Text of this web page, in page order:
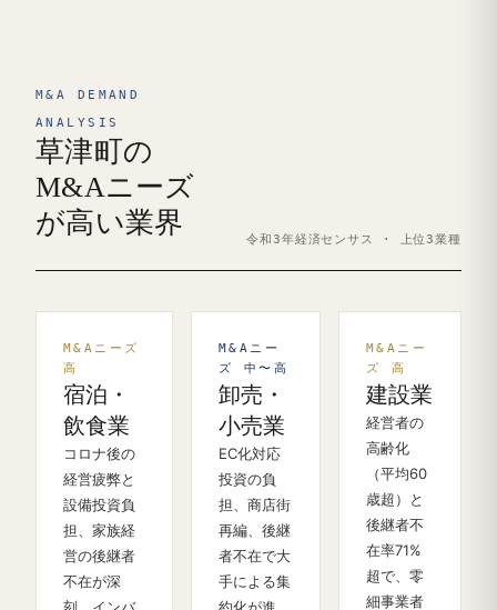
M&A DEMAND
ANALYSIS
草津町の
M&Aニーズ
が高い業界
令和3年経済センサス · 上位3業種
M&Aニーズ
高
宿泊・
飲食業
コロナ後の
経営疲弊と
設備投資負
担、家族経
営の後継者
不在が深
M&Aニー
ズ 中〜高
卸売・
小売業
EC化対応
投資の負
担、商店街
再編、後継
者不在で大
手による集
M&Aニー
ズ 高
建設業
経営者の
高齢化
（平均60
歳超）と
後継者不
在率71%
超で、零
細事業者